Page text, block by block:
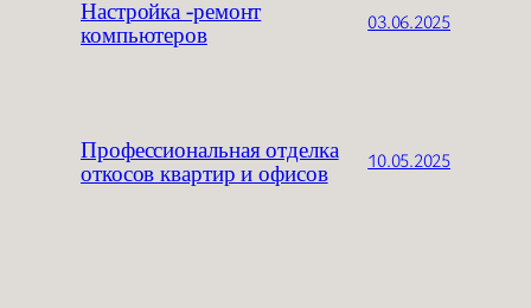
Настройка -ремонт
компьютеров 03.06.2025
Профессиональная отделка
откосов квартир и офисов 10.05.2025